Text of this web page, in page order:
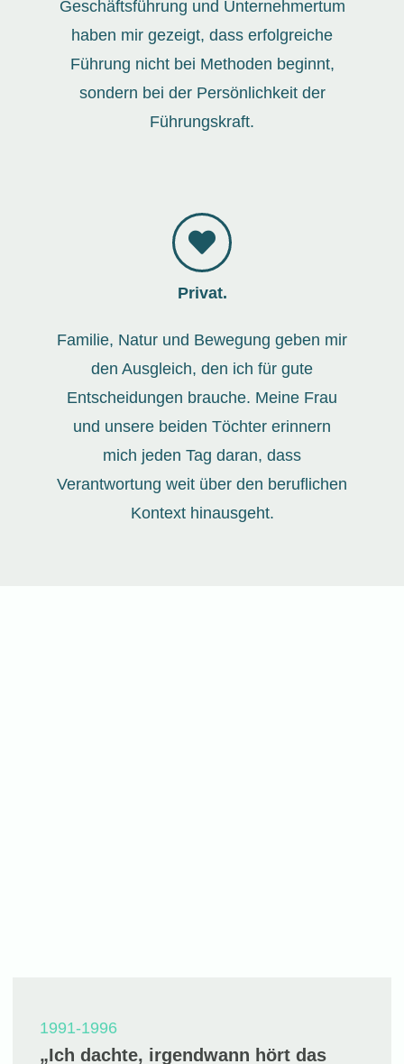
Geschäftsführung und Unternehmertum
haben mir gezeigt, dass erfolgreiche
Führung nicht bei Methoden beginnt,
sondern bei der Persönlichkeit der
Führungskraft.
Privat.
Familie, Natur und Bewegung geben mir
den Ausgleich, den ich für gute
Entscheidungen brauche. Meine Frau
und unsere beiden Töchter erinnern
mich jeden Tag daran, dass
Verantwortung weit über den beruflichen
Kontext hinausgeht.
1991-1996
„Ich dachte, irgendwann hört das